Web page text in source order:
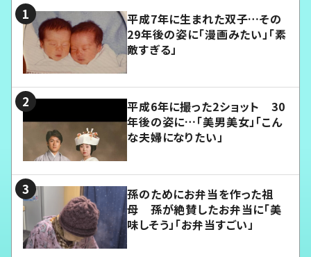
平成7年に生まれた双子…その
29年後の姿に「漫画みたい」「素
敵すぎる」
平成6年に撮った2ショット 30
年後の姿に…「美男美女」「こん
な夫婦になりたい」
孫のためにお弁当を作った祖
母 孫が絶賛したお弁当に「美
味しそう」「お弁当すごい」